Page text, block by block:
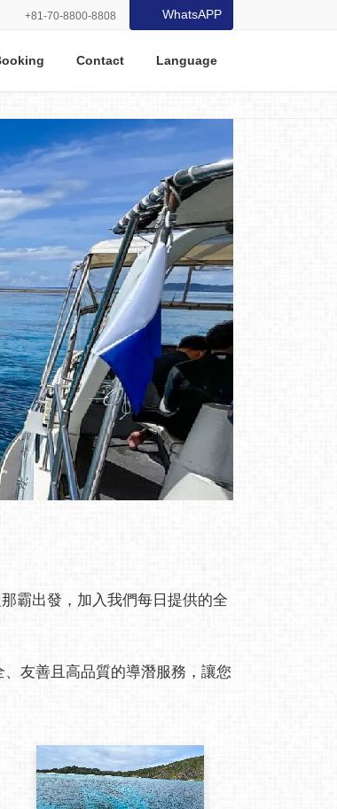
+81-70-8800-8808 WhatsAPP
Contact Language
霸出發，加入我們每日提供的全
友善且高品質的導潛服務，讓您